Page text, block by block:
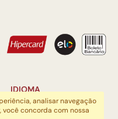
IDIOMA
analisar navegação
concorda com nossa